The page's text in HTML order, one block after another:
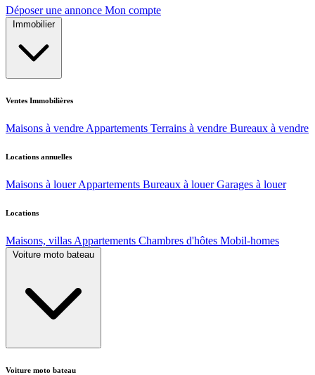
Déposer une annonce Mon compte
Immobilier
Ventes Immobilières
Maisons à vendre Appartements Terrains à vendre Bureaux à vendre
Locations annuelles
Maisons à louer Appartements Bureaux à louer Garages à louer
Locations
Maisons, villas Appartements Chambres d'hôtes Mobil-homes
Voiture moto bateau
Voiture moto bateau